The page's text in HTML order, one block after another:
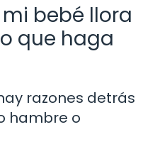
bebé llora
que haga
razones detrás
hambre o